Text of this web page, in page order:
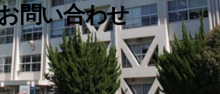
問い合わせ